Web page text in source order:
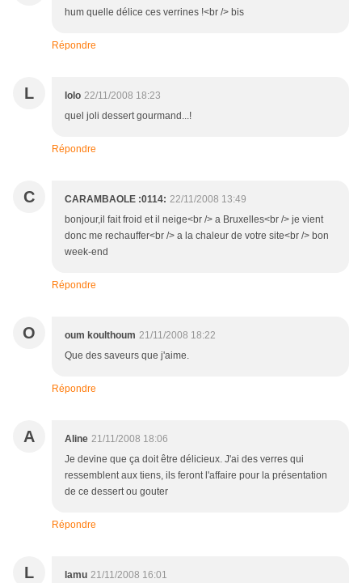
hum quelle délice ces verrines !<br /> bis
Répondre
L lolo 22/11/2008 18:23
quel joli dessert gourmand...!
Répondre
C CARAMBAOLE :0114: 22/11/2008 13:49
bonjour,il fait froid et il neige<br /> a Bruxelles<br /> je vient
donc me rechauffer<br /> a la chaleur de votre site<br /> bon
week-end
Répondre
O oum koulthoum 21/11/2008 18:22
Que des saveurs que j'aime.
Répondre
A Aline 21/11/2008 18:06
Je devine que ça doit être délicieux. J'ai des verres qui
ressemblent aux tiens, ils feront l'affaire pour la présentation
de ce dessert ou gouter
Répondre
L lamu 21/11/2008 16:01